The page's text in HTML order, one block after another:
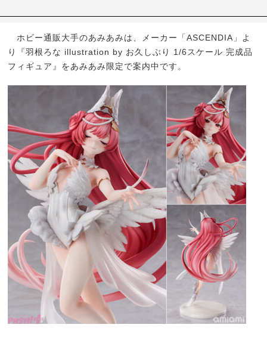
ホビー通販大手のあみあみは、メーカー「ASCENDIA」よ
り『羽根ろな illustration by お久しぶり 1/6スケール 完成品
フィギュア』をあみあみ限定で案内中です。